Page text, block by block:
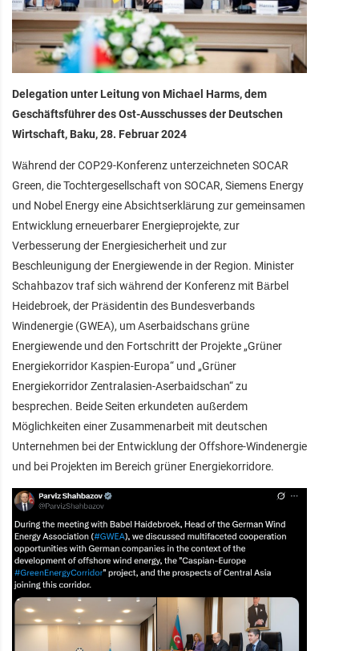
Delegation unter Leitung von Michael Harms, dem
Geschäftsführer des Ost-Ausschusses der Deutschen
Wirtschaft, Baku, 28. Februar 2024
Während der COP29-Konferenz unterzeichneten SOCAR
Green, die Tochtergesellschaft von SOCAR, Siemens Energy
und Nobel Energy eine Absichtserklärung zur gemeinsamen
Entwicklung erneuerbarer Energieprojekte, zur
Verbesserung der Energiesicherheit und zur
Beschleunigung der Energiewende in der Region. Minister
Schahbazov traf sich während der Konferenz mit Bärbel
Heidebroek, der Präsidentin des Bundesverbands
Windenergie (GWEA), um Aserbaidschans grüne
Energiewende und den Fortschritt der Projekte „Grüner
Energiekorridor Kaspien-Europa“ und „Grüner
Energiekorridor Zentralasien-Aserbaidschan“ zu
besprechen. Beide Seiten erkundeten außerdem
Möglichkeiten einer Zusammenarbeit mit deutschen
Unternehmen bei der Entwicklung der Offshore-Windenergie
und bei Projekten im Bereich grüner Energiekorridore.